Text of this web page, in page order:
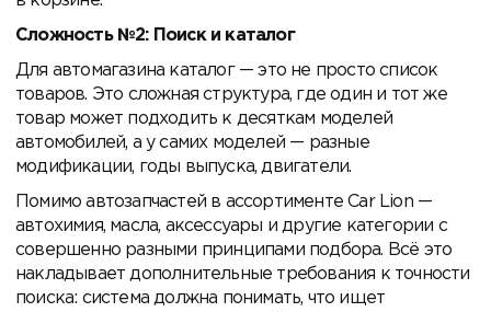
Сложность №2: Поиск и каталог
Для автомагазина каталог — это не просто список
товаров. Это сложная структура, где один и тот же
товар может подходить к десяткам моделей
автомобилей, а у самих моделей — разные
модификации, годы выпуска, двигатели.
Помимо автозапчастей в ассортименте Car Lion —
автохимия, масла, аксессуары и другие категории с
совершенно разными принципами подбора. Всё это
накладывает дополнительные требования к точности
поиска: система должна понимать, что ищет